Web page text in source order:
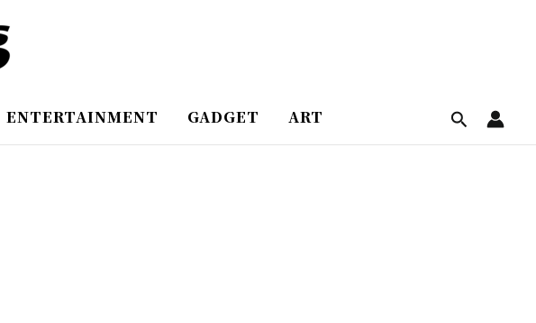
ENTERTAINMENT GADGET ART